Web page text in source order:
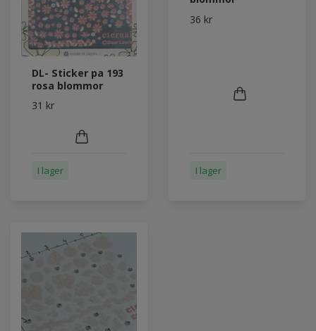
DL- Sticker pa 193
rosa blommor
31 kr
I lager
36 kr
I lager